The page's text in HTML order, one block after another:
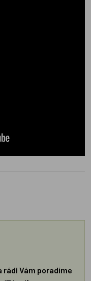
rádi Vám poradíme